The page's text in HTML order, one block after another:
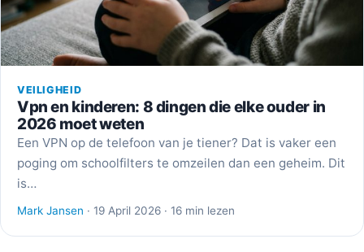
VEILIGHEID
Vpn en kinderen: 8 dingen die elke ouder in
2026 moet weten
Een VPN op de telefoon van je tiener? Dat is vaker een
poging om schoolfilters te omzeilen dan een geheim. Dit
is…
Mark Jansen · 19 April 2026 · 16 min lezen